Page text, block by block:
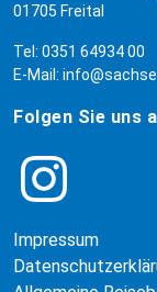
01705 Freital
Tel: 0351 64934 00
E-Mail:
Folgen Sie uns
Impressum